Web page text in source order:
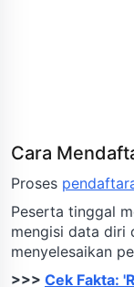
Cara
Proses
Peserta tinggal
mengisi data diri
menyelesaikan
>>> Cek Fakta: